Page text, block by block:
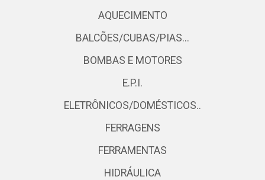
AQUECIMENTO
BALCÕES/CUBAS/PIAS...
BOMBAS E MOTORES
E.P.I.
ELETRÔNICOS/DOMÉSTICOS..
FERRAGENS
FERRAMENTAS
HIDRÁULICA